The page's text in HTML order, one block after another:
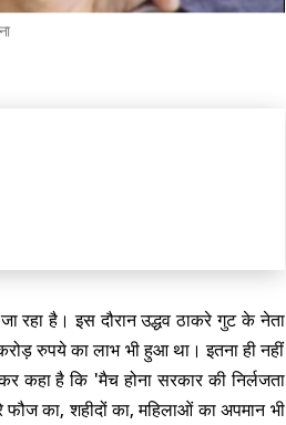
रहा है। इस दौरान उद्धव ठाकरे गुट के नेता
रुपये का लाभ भी हुआ था। इतना ही नहीं
कहा है कि 'मैच होना सरकार की निर्लजता
का, शहीदों का, महिलाओं का अपमान भी